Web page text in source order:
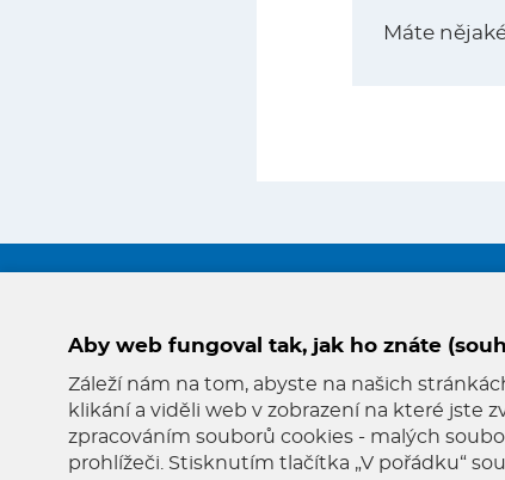
Máte
© 2026 Oficiální stránky Farnost Starý Plzenec
Mapa stránek
Aby web fungoval tak, jak ho znáte
Záleží nám na tom, abyste na našich
klikání a viděli web v zobrazení na které jste
zpracováním souborů cookies - malých
prohlížeči. Stisknutím tlačítka „V pořádku“